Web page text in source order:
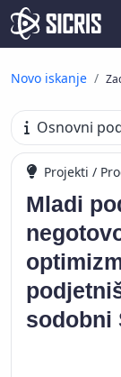
Novo iskanje
Osnovni
Projekti /
Mladi
sodobni